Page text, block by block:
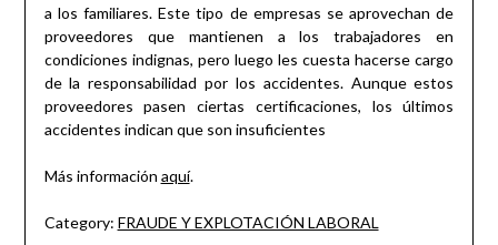
a los familiares. Este tipo de empresas se aprovechan de
proveedores que mantienen a los trabajadores en
condiciones indignas, pero luego les cuesta hacerse cargo
de la responsabilidad por los accidentes. Aunque estos
proveedores pasen ciertas certificaciones, los últimos
accidentes indican que son insuficientes
Más información aquí.
Category: FRAUDE Y EXPLOTACIÓN LABORAL